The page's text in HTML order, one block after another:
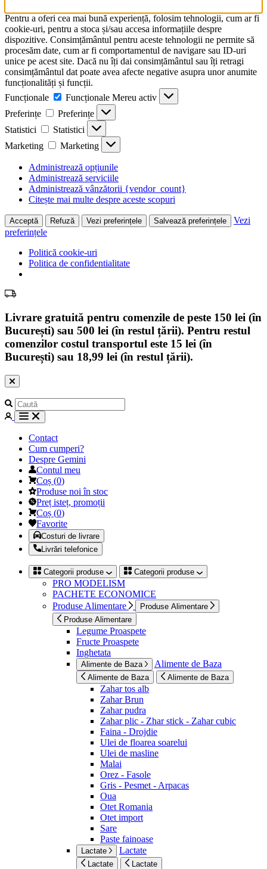
Pentru a oferi cea mai bună experiență, folosim tehnologii, cum ar fi
cookie-uri, pentru a stoca și/sau accesa informațiile despre
dispozitive. Consimțământul pentru aceste tehnologii ne permite să
procesăm date, cum ar fi comportamentul de navigare sau ID-uri
unice pe acest site. Dacă nu îți dai consimțământul sau îți retragi
consimțământul dat poate avea afecte negative asupra unor anumite
funcționalități și funcții.
Funcționale
Funcționale Mereu activ
Preferințe
Preferințe
Statistici
Statistici
Marketing
Marketing
Administrează opțiunile
Administrează serviciile
Administrează vânzătorii {vendor_count}
Citește mai multe despre aceste scopuri
Acceptă Refuză Vezi preferințele Salvează preferințele
Vezi
preferințele
Politică cookie-uri
Politica de confidentialitate
Livrare gratuită pentru comenzile de peste 150 lei (în
București) sau 500 lei (în restul țării). Pentru restul
comenzilor costul transportul este 15 lei (în
București) sau 18,99 lei (în restul țării).
Contact
Cum cumperi?
Despre Gemini
Contul meu
Coș (0)
Produse noi în stoc
Preț isteț, promoții
Coș (0)
Favorite
Costuri de livrare
Livrări telefonice
Categorii produse Categorii produse
PRO MODELISM
PACHETE ECONOMICE
Produse Alimentare
Produse Alimentare
Produse Alimentare
Legume Proaspete
Fructe Proaspete
Inghetata
Alimente de Baza Alimente de Baza
Alimente de Baza Alimente de Baza
Zahar tos alb
Zahar Brun
Zahar pudra
Zahar plic - Zhar stick - Zahar cubic
Faina - Drojdie
Ulei de floarea soarelui
Ulei de masline
Malai
Orez - Fasole
Gris - Pesmet - Arpacas
Oua
Otet Romania
Otet import
Sare
Paste fainoase
Lactate Lactate
Lactate Lactate